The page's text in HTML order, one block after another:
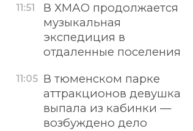
11:51
В ХМАО продолжается
музыкальная
экспедиция в
отдаленные поселения
11:05 В тюменском парке
аттракционов девушка
выпала из кабинки —
возбуждено дело